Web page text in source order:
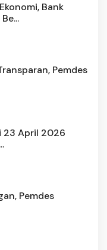
Bank
Pemdes
23 April 2026
Pemdes